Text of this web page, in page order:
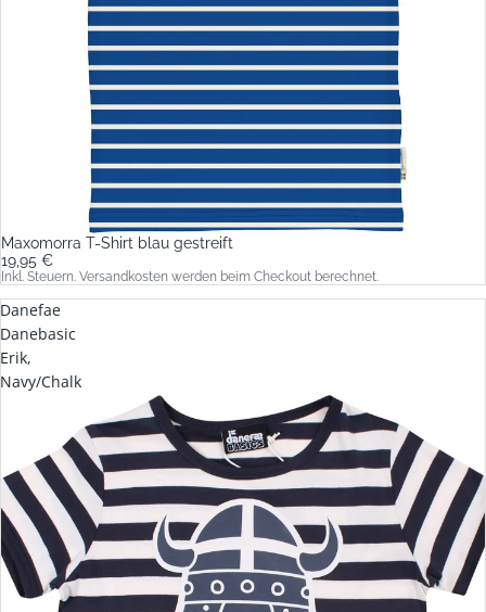
Maxomorra T-Shirt blau gestreift
19,95 €
Inkl. Steuern. Versandkosten werden beim Checkout berechnet.
Danefae
Danebasic
Erik,
Navy/Chalk